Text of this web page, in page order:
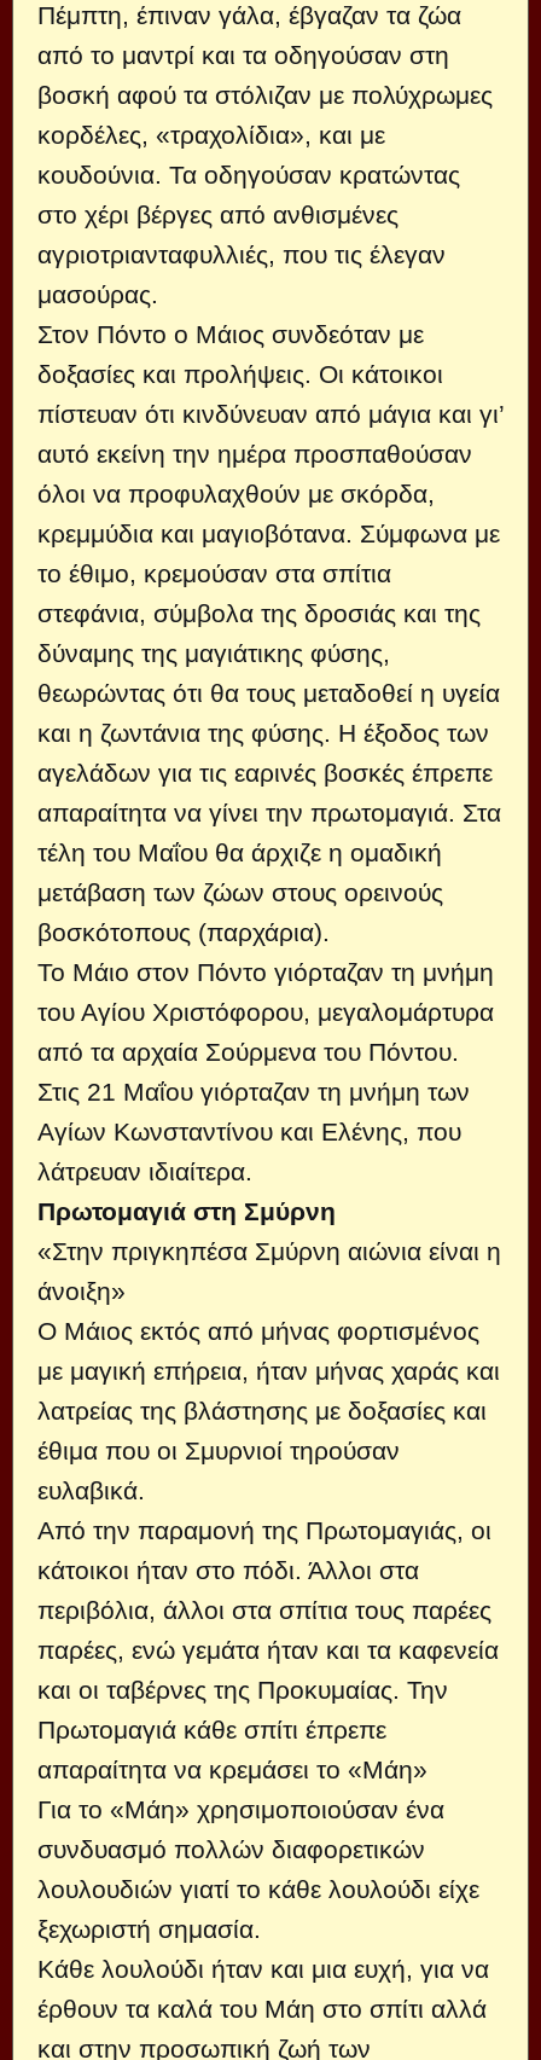
Πέμπτη, έπιναν γάλα, έβγαζαν τα ζώα
από το μαντρί και τα οδηγούσαν στη
βοσκή αφού τα στόλιζαν με πολύχρωμες
κορδέλες, «τραχολίδια», και με
κουδούνια. Τα οδηγούσαν κρατώντας
στο χέρι βέργες από ανθισμένες
αγριοτριανταφυλλιές, που τις έλεγαν
μασούρας.
Στον Πόντο ο Μάιος συνδεόταν με
δοξασίες και προλήψεις. Οι κάτοικοι
πίστευαν ότι κινδύνευαν από μάγια και γι’
αυτό εκείνη την ημέρα προσπαθούσαν
όλοι να προφυλαχθούν με σκόρδα,
κρεμμύδια και μαγιοβότανα. Σύμφωνα με
το έθιμο, κρεμούσαν στα σπίτια
στεφάνια, σύμβολα της δροσιάς και της
δύναμης της μαγιάτικης φύσης,
θεωρώντας ότι θα τους μεταδοθεί η υγεία
και η ζωντάνια της φύσης. Η έξοδος των
αγελάδων για τις εαρινές βοσκές έπρεπε
απαραίτητα να γίνει την πρωτομαγιά. Στα
τέλη του Μαΐου θα άρχιζε η ομαδική
μετάβαση των ζώων στους ορεινούς
βοσκότοπους (παρχάρια).
Το Μάιο στον Πόντο γιόρταζαν τη μνήμη
του Αγίου Χριστόφορου, μεγαλομάρτυρα
από τα αρχαία Σούρμενα του Πόντου.
Στις 21 Μαΐου γιόρταζαν τη μνήμη των
Αγίων Κωνσταντίνου και Ελένης, που
λάτρευαν ιδιαίτερα.
Πρωτομαγιά στη Σμύρνη
«Στην πριγκηπέσα Σμύρνη αιώνια είναι η
άνοιξη»
Ο Μάιος εκτός από μήνας φορτισμένος
με μαγική επήρεια, ήταν μήνας χαράς και
λατρείας της βλάστησης με δοξασίες και
έθιμα που οι Σμυρνιοί τηρούσαν
ευλαβικά.
Από την παραμονή της Πρωτομαγιάς, οι
κάτοικοι ήταν στο πόδι. Άλλοι στα
περιβόλια, άλλοι στα σπίτια τους παρέες
παρέες, ενώ γεμάτα ήταν και τα καφενεία
και οι ταβέρνες της Προκυμαίας. Την
Πρωτομαγιά κάθε σπίτι έπρεπε
απαραίτητα να κρεμάσει το «Μάη»
Για το «Μάη» χρησιμοποιούσαν ένα
συνδυασμό πολλών διαφορετικών
λουλουδιών γιατί το κάθε λουλούδι είχε
ξεχωριστή σημασία.
Κάθε λουλούδι ήταν και μια ευχή, για να
έρθουν τα καλά του Μάη στο σπίτι αλλά
και στην προσωπική ζωή των